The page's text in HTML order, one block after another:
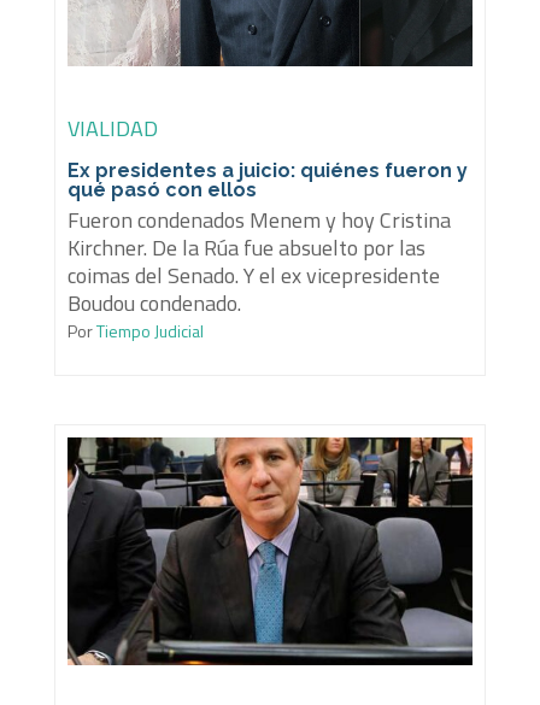
VIALIDAD
Ex presidentes a juicio: quiénes fueron y
qué pasó con ellos
Fueron condenados Menem y hoy Cristina
Kirchner. De la Rúa fue absuelto por las
coimas del Senado. Y el ex vicepresidente
Boudou condenado.
PorTiempo Judicial